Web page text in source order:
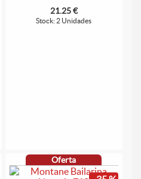
21.25 €
Stock: 2 Unidades
Oferta